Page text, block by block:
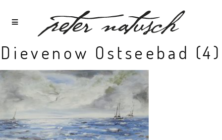
Dievenow Ostseebad (4)